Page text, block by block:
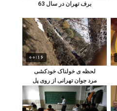
برف تهران در سال 63
00:16
لحظه ی خولناک خودکشی
مرد جوان تهرانی از روی پل